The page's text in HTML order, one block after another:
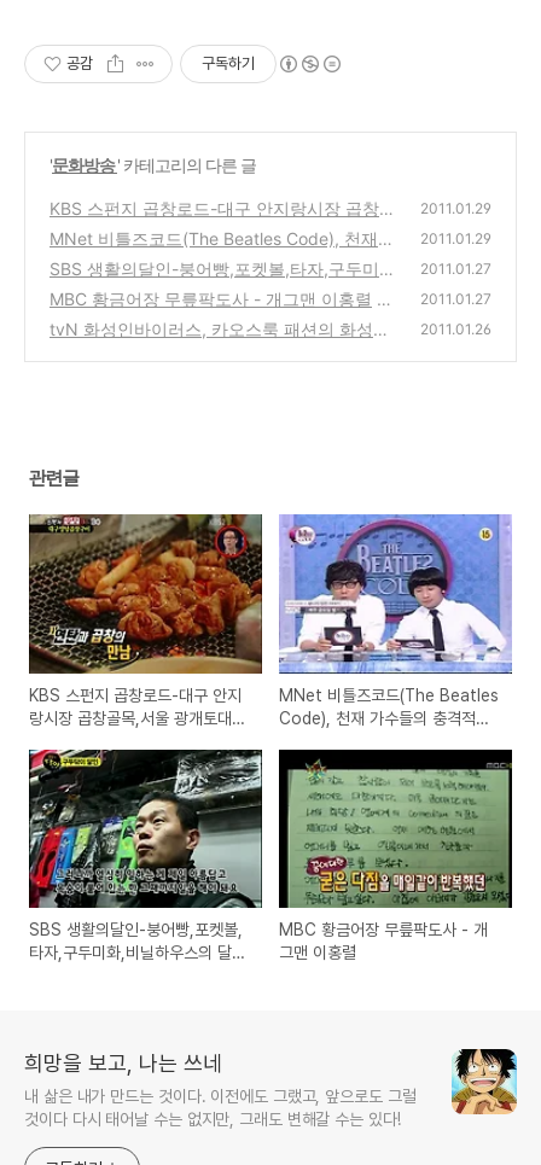
공감 구독하기
'문화방송' 카테고리의 다른 글
KBS 스펀지 곱창로드-대구 안지랑시장 곱창
골목,서울 광개토대창,수원 곱창전골
(2)
2011.01.29
MNet 비틀즈코드(The Beatles Code), 천재
가수들의 충격적인 숨은 코드?
(0)
2011.01.29
SBS 생활의달인-붕어빵,포켓볼,타자,구두미
화,비닐하우스의 달인에 대한 방송
(0)
2011.01.27
MBC 황금어장 무릎팍도사 - 개그맨 이홍렬
(5)
2011.01.27
tvN 화성인바이러스, 카오스룩 패션의 화성인
2011.01.26
관련글
KBS 스펀지 곱창로드-대구 안지
랑시장 곱창골목,서울 광개토대
MNet 비틀즈코드(The Beatles
Code), 천재 가수들의 충격적인
SBS 생활의달인-붕어빵,포켓볼,
타자,구두미화,비닐하우스의 달인
MBC 황금어장 무릎팍도사 - 개
그맨 이홍렬
희망을 보고, 나는 쓰네
내 삶은 내가 만드는 것이다. 이전에도 그랬고, 앞으로도 그럴
것이다 다시 태어날 수는 없지만, 그래도 변해갈 수는 있다!